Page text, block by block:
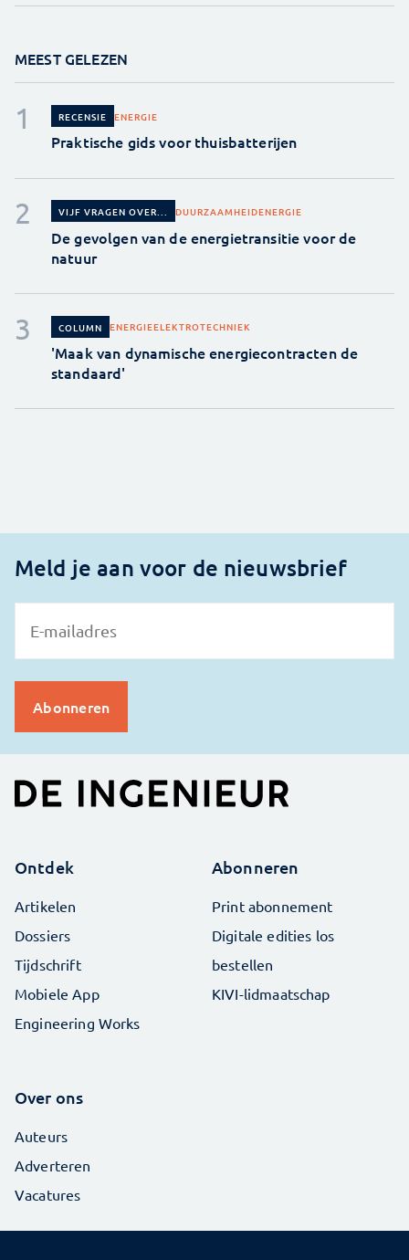
MEEST GELEZEN
RECENSIE ENERGIE
Praktische gids voor thuisbatterijen
VIJF VRAGEN OVER... DUURZAAMHEIDENERGIE
De gevolgen van de energietransitie voor de
natuur
COLUMN ENERGIEELEKTROTECHNIEK
'Maak van dynamische energiecontracten de
standaard'
Meld je aan voor de nieuwsbrief
Ontdek
Artikelen
Dossiers
Tijdschrift
Mobiele App
Engineering Works
Abonneren
Print abonnement
Digitale edities los
bestellen
KIVI-lidmaatschap
Over ons
Auteurs
Adverteren
Vacatures